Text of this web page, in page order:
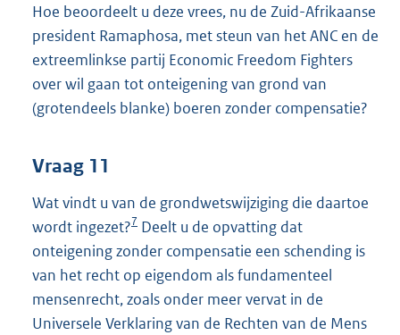
Hoe beoordeelt u deze vrees, nu de Zuid-Afrikaanse
president Ramaphosa, met steun van het ANC en de
extreemlinkse partij Economic Freedom Fighters
over wil gaan tot onteigening van grond van
(grotendeels blanke) boeren zonder compensatie?
Vraag 11
Wat vindt u van de grondwetswijziging die daartoe
wordt ingezet?7 Deelt u de opvatting dat
onteigening zonder compensatie een schending is
van het recht op eigendom als fundamenteel
mensenrecht, zoals onder meer vervat in de
Universele Verklaring van de Rechten van de Mens